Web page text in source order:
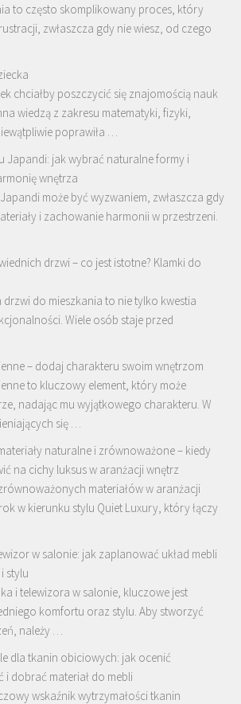
to często skomplikowany proces, który
zwłaszcza gdy nie wiesz, od czego
chciałby poszczycić się znajomością nauk
wiedzą z zakresu matematyki, fizyki,
poprawiła …
Japandi: jak wybrać naturalne formy i
wnętrza
może być wyzwaniem, zwłaszcza gdy
i zachowanie harmonii w przestrzeni.
drzwi – co jest istotne? Klamki do
do mieszkania to nie tylko kwestia
Wiele osób staje przed
– dodaj charakteru swoim wnętrzom
to kluczowy element, który może
nadając mu wyjątkowego charakteru. W
się …
naturalne i zrównoważone – kiedy
na cichy luksus w aranżacji wnętrz
materiałów w aranżacji
w kierunku stylu Quiet Luxury, który łączy
w salonie: jak zaplanować układ mebli
stylu
i telewizora w salonie, kluczowe jest
komfortu oraz stylu. Aby stworzyć
należy …
dla tkanin obiciowych: jak ocenić
i dobrać materiał do mebli
wskaźnik wytrzymałości tkanin